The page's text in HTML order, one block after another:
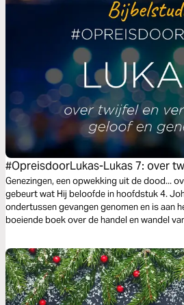
#OpreisdoorLukas-Lukas 7: over
vertrouwen, geloof en genezing
Genezingen, een opwekking uit de dood...
gebeurt wat Hij beloofde in hoofdstuk 4.
ondertussen gevangen genomen en is aan
boeiende boek over de handel en wandel
mensen van wie Hij zoveel houdt.